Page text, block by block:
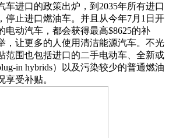
车进口的政策出炉，到2035年所有进口
停止进口燃油车。并且从今年7月1日开
电动汽车，都会获得最高$8625的补
，让更多的人使用清洁能源汽车。不光
范围也包括进口的二手电动车、全新或
in hybrids）以及污染较少的普通燃油
享受补贴。